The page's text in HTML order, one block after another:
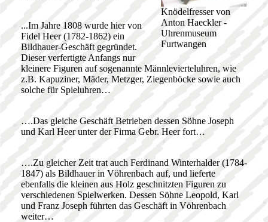
Knödelfresser von
Anton Haeckler -
Uhrenmuseum
Furtwangen
...Im Jahre 1808 wurde hier von
Fidel Heer (1782-1862) ein
Bildhauer-Geschäft gegründet.
Dieser verfertigte Anfangs nur
kleinere Figuren auf sogenannte Männlevierteluhren, wie
z.B. Kapuziner, Mäder, Metzger, Ziegenböcke sowie auch
solche für Spieluhren…
….Das gleiche Geschäft Betrieben dessen Söhne Joseph
und Karl Heer unter der Firma Gebr. Heer fort…
….Zu gleicher Zeit trat auch Ferdinand Winterhalder (1784-
1847) als Bildhauer in Vöhrenbach auf, und lieferte
ebenfalls die kleinen aus Holz geschnitzten Figuren zu
verschiedenen Spielwerken. Dessen Söhne Leopold, Karl
und Franz Joseph führten das Geschäft in Vöhrenbach
weiter…